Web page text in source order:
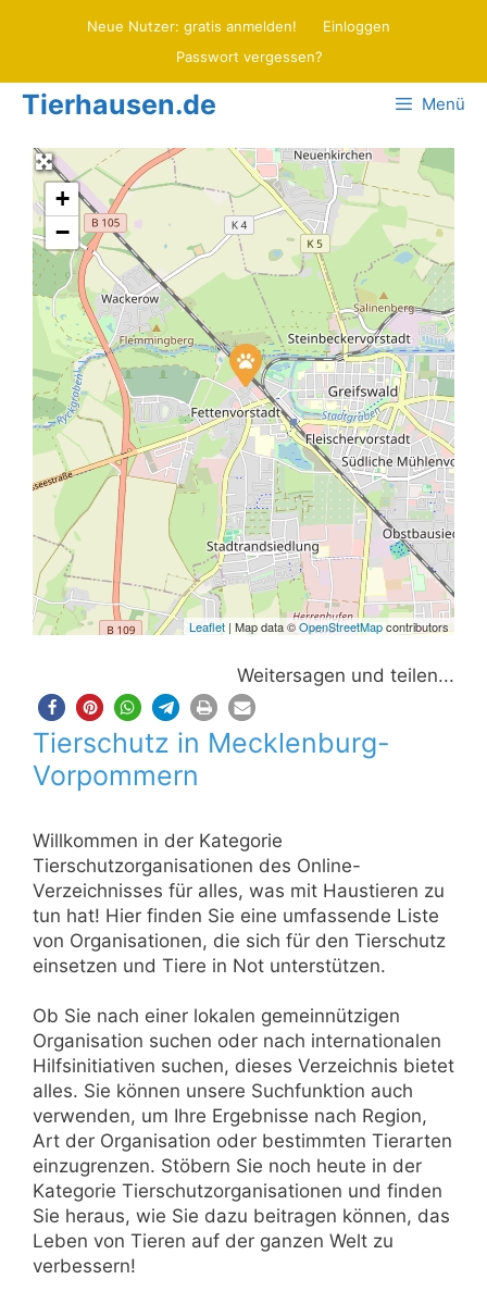
Neue Nutzer: gratis anmelden!
Einloggen
Passwort vergessen?
Tierhausen.de Menü
+
−
Leaflet | Map data ©OpenStreetMapcontributors
Weitersagen und teilen...
Tierschutz in Mecklenburg-
Vorpommern
Willkommen in der Kategorie
Tierschutzorganisationen des Online-
Verzeichnisses für alles, was mit Haustieren zu
tun hat! Hier finden Sie eine umfassende Liste
von Organisationen, die sich für den Tierschutz
einsetzen und Tiere in Not unterstützen.
Ob Sie nach einer lokalen gemeinnützigen
Organisation suchen oder nach internationalen
Hilfsinitiativen suchen, dieses Verzeichnis bietet
alles. Sie können unsere Suchfunktion auch
verwenden, um Ihre Ergebnisse nach Region,
Art der Organisation oder bestimmten Tierarten
einzugrenzen. Stöbern Sie noch heute in der
Kategorie Tierschutzorganisationen und finden
Sie heraus, wie Sie dazu beitragen können, das
Leben von Tieren auf der ganzen Welt zu
verbessern!